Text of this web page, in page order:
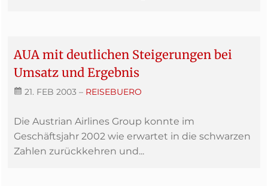
AUA mit deutlichen Steigerungen bei
Umsatz und Ergebnis
21. FEB 2003 – REISEBUERO
Die Austrian Airlines Group konnte im
Geschäftsjahr 2002 wie erwartet in die schwarzen
Zahlen zurückkehren und...